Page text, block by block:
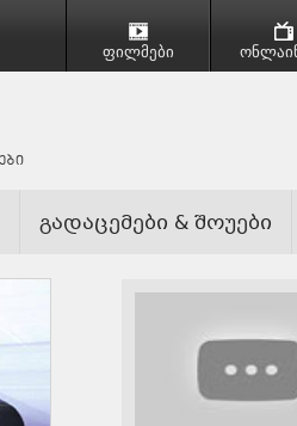
ფილმები
გადაცემები & შოუები